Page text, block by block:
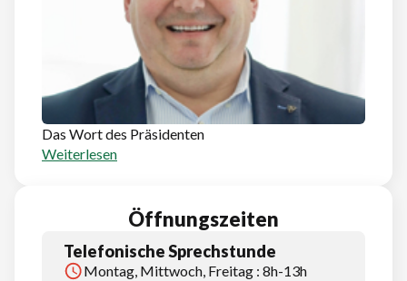
Das Wort des Präsidenten
Weiterlesen
Öffnungszeiten
Telefonische Sprechstunde
Montag, Mittwoch, Freitag : 8h-13h